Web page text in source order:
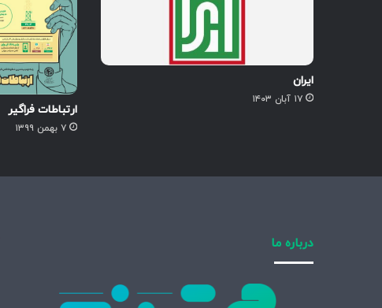
ایران
۱۷ آبان ۱۴۰۳
ارتباطات فراگیر
۷ بهمن ۱۳۹۹
درباره ما